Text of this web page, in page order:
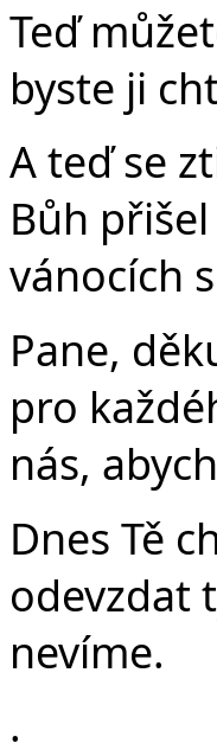
Teď
byste ji
A teď se
Bůh
vánocích
Pane,
pro
nás,
Dnes Tě
odevzdat
nevíme.
.